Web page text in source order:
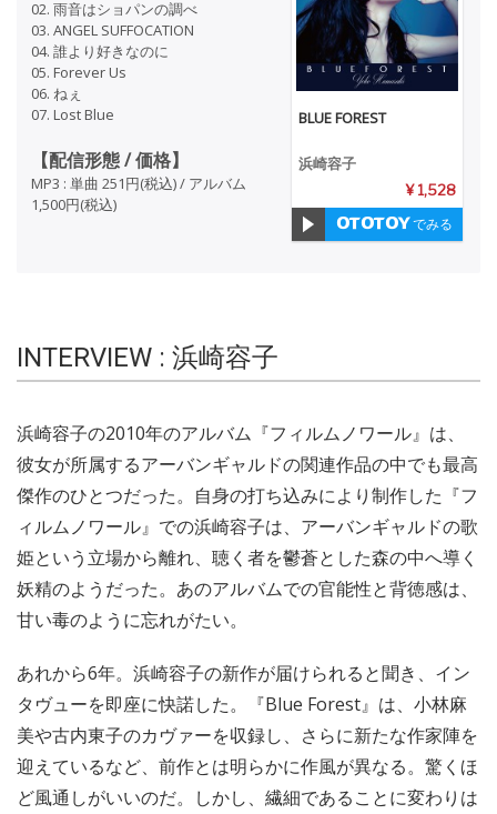
BLUE FOREST
浜崎容子
¥ 1,528
でみる
02. 雨音はショパンの調べ
03. ANGEL SUFFOCATION
04. 誰より好きなのに
05. Forever Us
06. ねぇ
07. Lost Blue
【配信形態 / 価格】
MP3 : 単曲 251円(税込) / アルバム
1,500円(税込)
INTERVIEW : 浜崎容子
浜崎容子の2010年のアルバム『フィルムノワール』は、
彼女が所属するアーバンギャルドの関連作品の中でも最高
傑作のひとつだった。自身の打ち込みにより制作した『フ
ィルムノワール』での浜崎容子は、アーバンギャルドの歌
姫という立場から離れ、聴く者を鬱蒼とした森の中へ導く
妖精のようだった。あのアルバムでの官能性と背徳感は、
甘い毒のように忘れがたい。
あれから6年。浜崎容子の新作が届けられると聞き、イン
タヴューを即座に快諾した。『Blue Forest』は、小林麻
美や古内東子のカヴァーを収録し、さらに新たな作家陣を
迎えているなど、前作とは明らかに作風が異なる。驚くほ
ど風通しがいいのだ。しかし、繊細であることに変わりは